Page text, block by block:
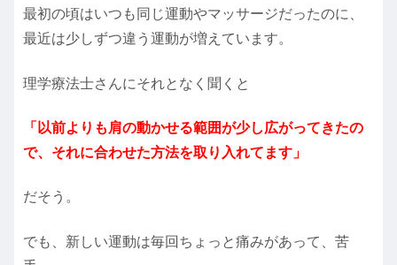
最初の頃はいつも同じ運動やマッサージだったのに、
最近は少しずつ違う運動が増えています。
理学療法士さんにそれとなく聞くと
「以前よりも肩の動かせる範囲が少し広がってきたの
で、それに合わせた方法を取り入れてます」
だそう。
でも、新しい運動は毎回ちょっと痛みがあって、苦